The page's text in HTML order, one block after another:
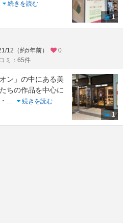
続きを読む
1
12（約5年前）
0
ミ：65件
ン」の中にある美
ちの作品を中心に
...
続きを読む
1